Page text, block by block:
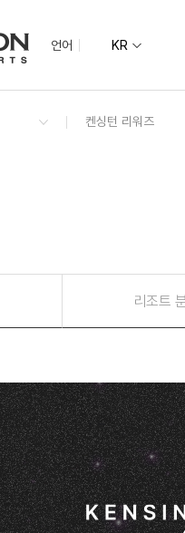
언어 KR
지역별 지도
켄싱턴
리조트